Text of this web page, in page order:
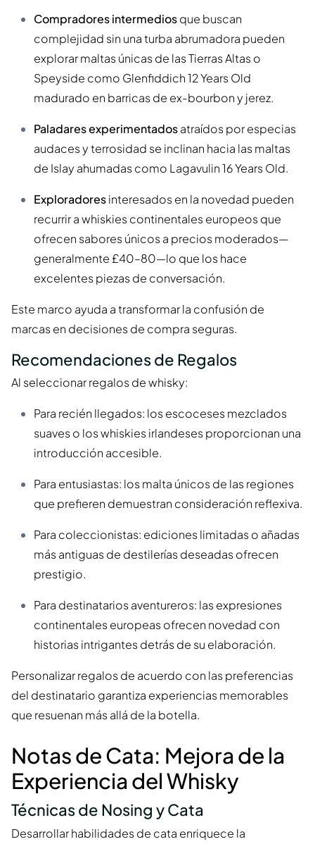
Compradores intermediosque buscan
complejidad sin una turba abrumadora pueden
explorar maltas únicas de las Tierras Altas o
Speyside como Glenfiddich 12 Years Old
madurado en barricas de ex-bourbon y jerez.
Paladares experimentadosatraídos por especias
audaces y terrosidad se inclinan hacia las maltas
de Islay ahumadas como Lagavulin 16 Years Old.
Exploradoresinteresados en la novedad pueden
recurrir a whiskies continentales europeos que
ofrecen sabores únicos a precios moderados—
generalmente £40–80—lo que los hace
excelentes piezas de conversación.
Este marco ayuda a transformar la confusión de
marcas en decisiones de compra seguras.
Recomendaciones de Regalos
Al seleccionar regalos de whisky:
Para recién llegados: los escoceses mezclados
suaves o los whiskies irlandeses proporcionan una
introducción accesible.
Para entusiastas: los malta únicos de las regiones
que prefieren demuestran consideración reflexiva.
Para coleccionistas: ediciones limitadas o añadas
más antiguas de destilerías deseadas ofrecen
prestigio.
Para destinatarios aventureros: las expresiones
continentales europeas ofrecen novedad con
historias intrigantes detrás de su elaboración.
Personalizar regalos de acuerdo con las preferencias
del destinatario garantiza experiencias memorables
que resuenan más allá de la botella.
Notas de Cata: Mejora de la
Experiencia del Whisky
Técnicas de Nosing y Cata
Desarrollar habilidades de cata enriquece la